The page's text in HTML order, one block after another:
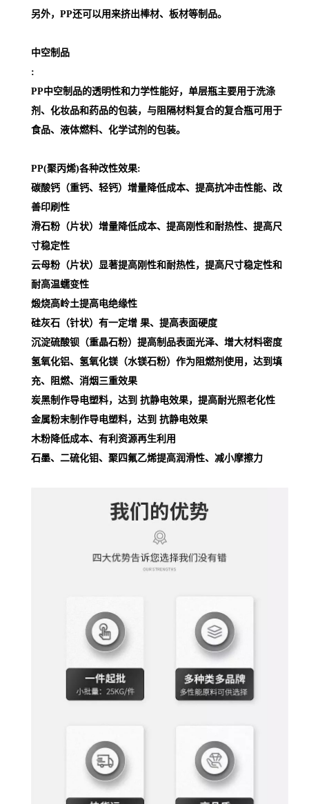
另外，PP还可以用来挤出棒材、板材等制品。
中空制品
:
PP中空制品的透明性和力学性能好，单层瓶主要用于洗涤
剂、化妆品和药品的包装，与阻隔材料复合的复合瓶可用于
食品、液体燃料、化学试剂的包装。
PP(聚丙烯)各种改性效果:
碳酸钙（重钙、轻钙）增量降低成本、提高抗冲击性能、改
善印刷性
滑石粉（片状）增量降低成本、提高刚性和耐热性、提高尺
寸稳定性
云母粉（片状）显著提高刚性和耐热性，提高尺寸稳定性和
耐高温蠕变性
煅烧高岭土提高电绝缘性
硅灰石（针状）有一定增 果、提高表面硬度
沉淀硫酸钡（重晶石粉）提高制品表面光泽、增大材料密度
氢氧化铝、氢氧化镁（水镁石粉）作为阻燃剂使用，达到填
充、阻燃、消烟三重效果
炭黑制作导电塑料，达到 抗静电效果，提高耐光照老化性
金属粉末制作导电塑料，达到 抗静电效果
木粉降低成本、有利资源再生利用
石墨、二硫化钼、聚四氟乙烯提高润滑性、减小摩擦力